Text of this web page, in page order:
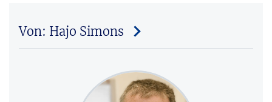
Von: Hajo Simons